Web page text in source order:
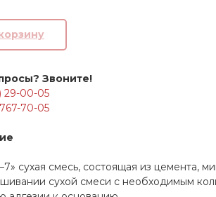
Звоните!
29-00-05
70-05
сухая смесь, состоящая из цемента,
сухой смеси с необходимым